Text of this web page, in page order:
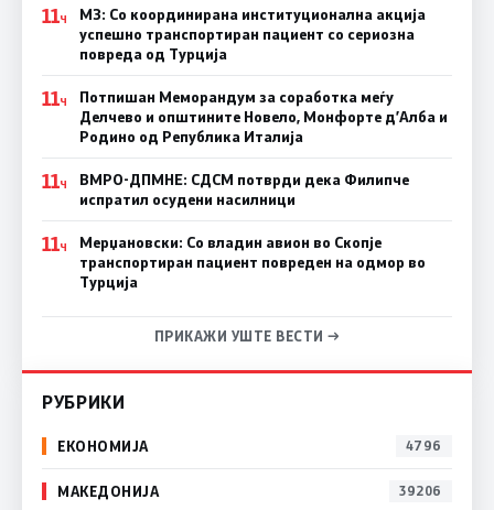
11Ч
МЗ: Со координирана институционална акција
успешно транспортиран пациент со сериозна
повреда од Турција
11Ч
Потпишан Меморандум за соработка меѓу
Делчево и општините Новело, Монфорте д’Алба и
Родино од Република Италија
11Ч
ВМРО-ДПМНЕ: СДСM потврди дека Филипче
испратил осудени насилници
11Ч
Мерџановски: Со владин авион во Скопје
транспортиран пациент повреден на одмор во
Турција
ПРИКАЖИ УШТЕ ВЕСТИ →
РУБРИКИ
ЕКОНОМИЈА 4796
МАКЕДОНИЈА 39206